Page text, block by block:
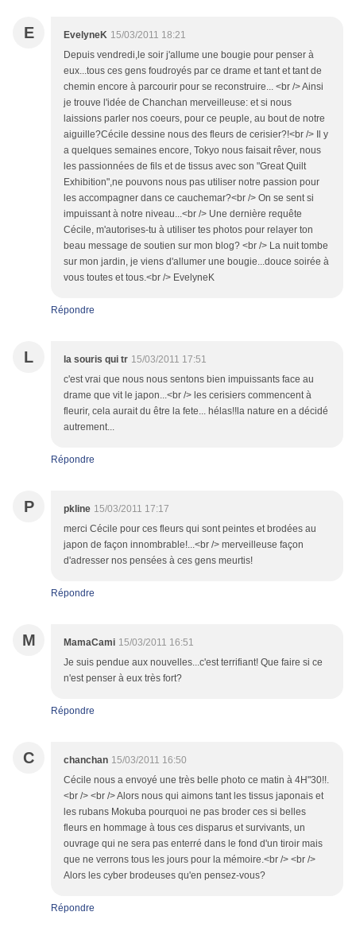
E EvelyneK 15/03/2011 18:21
Depuis vendredi,le soir j'allume une bougie pour penser à
eux...tous ces gens foudroyés par ce drame et tant et tant de
chemin encore à parcourir pour se reconstruire... <br /> Ainsi
je trouve l'idée de Chanchan merveilleuse: et si nous
laissions parler nos coeurs, pour ce peuple, au bout de notre
aiguille?Cécile dessine nous des fleurs de cerisier?!<br /> Il y
a quelques semaines encore, Tokyo nous faisait rêver, nous
les passionnées de fils et de tissus avec son "Great Quilt
Exhibition",ne pouvons nous pas utiliser notre passion pour
les accompagner dans ce cauchemar?<br /> On se sent si
impuissant à notre niveau...<br /> Une dernière requête
Cécile, m'autorises-tu à utiliser tes photos pour relayer ton
beau message de soutien sur mon blog? <br /> La nuit tombe
sur mon jardin, je viens d'allumer une bougie...douce soirée à
vous toutes et tous.<br /> EvelyneK
Répondre
L la souris qui tr 15/03/2011 17:51
c'est vrai que nous nous sentons bien impuissants face au
drame que vit le japon...<br /> les cerisiers commencent à
fleurir, cela aurait du être la fete... hélas!!la nature en a décidé
autrement...
Répondre
P pkline 15/03/2011 17:17
merci Cécile pour ces fleurs qui sont peintes et brodées au
japon de façon innombrable!...<br /> merveilleuse façon
d'adresser nos pensées à ces gens meurtis!
Répondre
M MamaCami 15/03/2011 16:51
Je suis pendue aux nouvelles...c'est terrifiant! Que faire si ce
n'est penser à eux très fort?
Répondre
C chanchan 15/03/2011 16:50
Cécile nous a envoyé une très belle photo ce matin à 4H"30!!.
<br /> <br /> Alors nous qui aimons tant les tissus japonais et
les rubans Mokuba pourquoi ne pas broder ces si belles
fleurs en hommage à tous ces disparus et survivants, un
ouvrage qui ne sera pas enterré dans le fond d'un tiroir mais
que ne verrons tous les jours pour la mémoire.<br /> <br />
Alors les cyber brodeuses qu'en pensez-vous?
Répondre